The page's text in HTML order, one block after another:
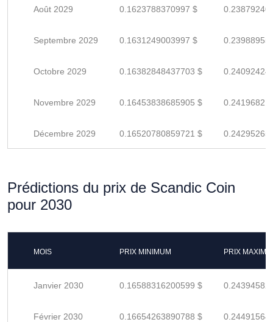
Août 2029 0.1623788370997 $
Septembre 2029 0.1631249003997 $
Octobre 2029 0.16382848437703 $
Novembre 2029 0.16453838685905 $
Décembre 2029 0.16520780859721 $
Prédictions du prix de Scandic Coin
pour 2030
MOIS PRIX MINIMUM PRIX
Janvier 2030 0.16588316200599 $
Février 2030 0.16654263890788 $